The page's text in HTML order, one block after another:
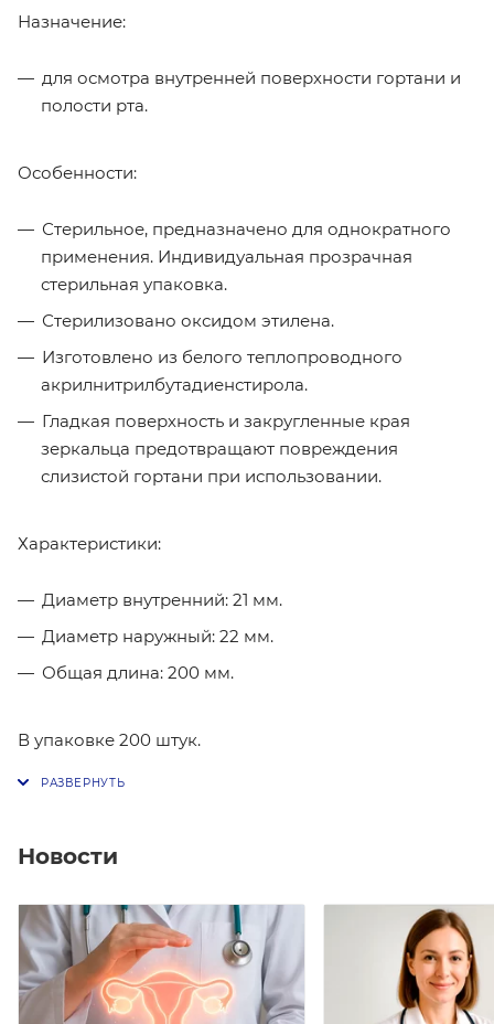
Назначение:
для осмотра внутренней поверхности гортани и
полости рта.
Особенности:
Стерильное, предназначено для однократного
применения. Индивидуальная прозрачная
стерильная упаковка.
Стерилизовано оксидом этилена.
Изготовлено из белого теплопроводного
акрилнитрилбутадиенстирола.
Гладкая поверхность и закругленные края
зеркальца предотвращают повреждения
слизистой гортани при использовании.
Характеристики:
Диаметр внутренний: 21 мм.
Диаметр наружный: 22 мм.
Общая длина: 200 мм.
В упаковке 200 штук.
Новости